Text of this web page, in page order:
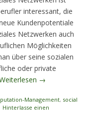
interessant, die
Kundenpotentiale
Netzwerken auch
Möglichkeiten
über seine sozialen
oder private
→
Management, social
Hinterlasse einen